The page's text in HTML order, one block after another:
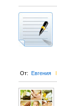
От: Евгения l